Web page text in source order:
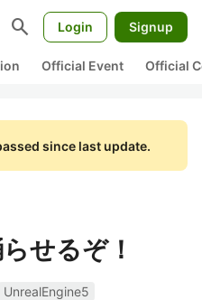
search Login Signup
Official Event Official
since last update.
せるぞ！
UnrealEngine5